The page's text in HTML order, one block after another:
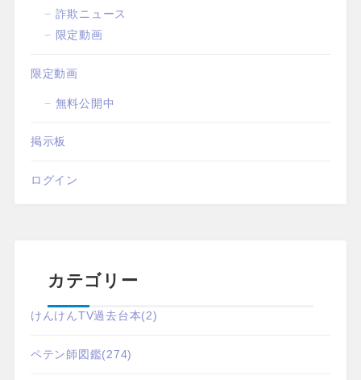
詐欺ニュース
限定動画
限定動画
無料公開中
掲示板
ログイン
カテゴリー
けんけんTV過去台本(2)
ペテン師図鑑(274)